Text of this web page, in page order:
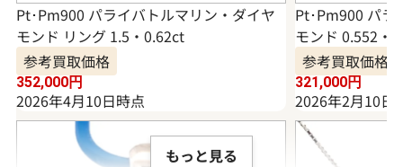
Pt･Pm900 パライバトルマリン・ダイヤ
モンド リング 1.5・0.62ct
参考買取価格
352,000円
2026年4月10日時点
Pt･Pm900 パラ
モンド 0.552・
参考買取価格
321,000円
2026年2月10日
もっと見る